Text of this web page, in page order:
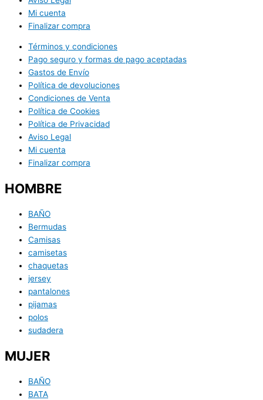
Mi cuenta
Finalizar compra
Términos y condiciones
Pago seguro y formas de pago aceptadas
Gastos de Envío
Política de devoluciones
Condiciones de Venta
Política de Cookies
Política de Privacidad
Aviso Legal
Mi cuenta
Finalizar compra
HOMBRE
BAÑO
Bermudas
Camisas
camisetas
chaquetas
jersey
pantalones
pijamas
polos
sudadera
MUJER
BAÑO
BATA